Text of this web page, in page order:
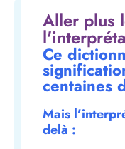
Aller plus
Ce
centaines
Mais
delà :